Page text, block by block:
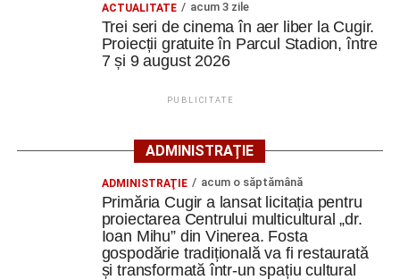
Sâmbătă, 8 august
17:00 – „Paddington în Peru”
Formulei 1, cu Brad Pitt în rolul principal.
17:00 – „Wonka”– povestea începuturilor
celebrului Willy Wonka;
19:00 – „A Complete Unknown”– dramă
ACTUALITATE acum 3 zile
Trei seri de cinema în aer liber la Cugir.
Proiecții gratuite în Parcul Stadion, între
7 și 9 august 2026
PUBLICITATE
ADMINISTRAȚIE
ADMINISTRAŢIE acum o săptămână
Primăria Cugir a lansat licitația pentru
proiectarea Centrului multicultural „dr.
Ioan Mihu” din Vinerea. Fosta
gospodărie tradițională va fi restaurată
și transformată într-un spațiu cultural